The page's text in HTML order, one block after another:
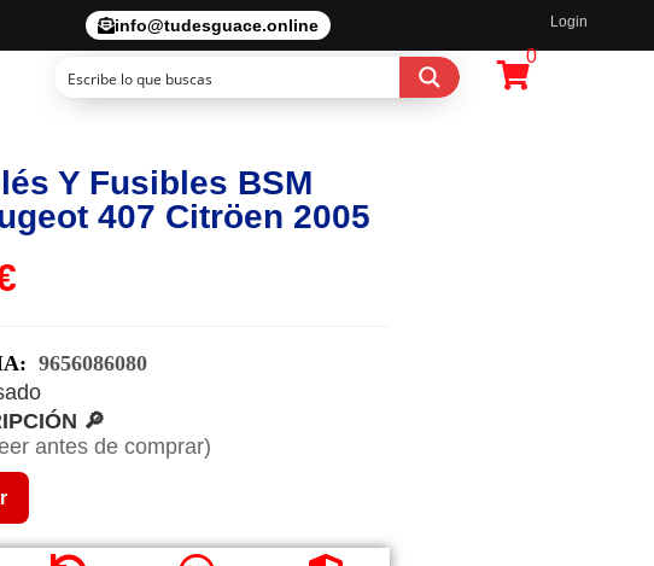
info@tudesguace.online Login
0
Y Fusibles BSM
407 Citröen 2005
9656086080
🔎
antes de comprar)